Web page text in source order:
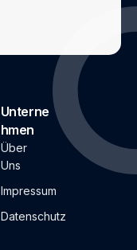
Unterne
hmen
Über
Uns
Impressum
Datenschutz